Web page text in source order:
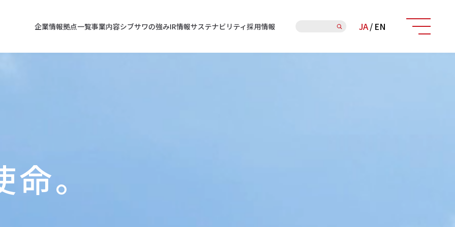
企業情報拠点一覧事業内容シブサワの強みIR情報サステナビリティ採用情報 JA/ EN
。